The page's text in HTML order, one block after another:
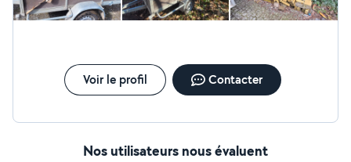
Voir le profil Contacter
Nos utilisateurs nous évaluent